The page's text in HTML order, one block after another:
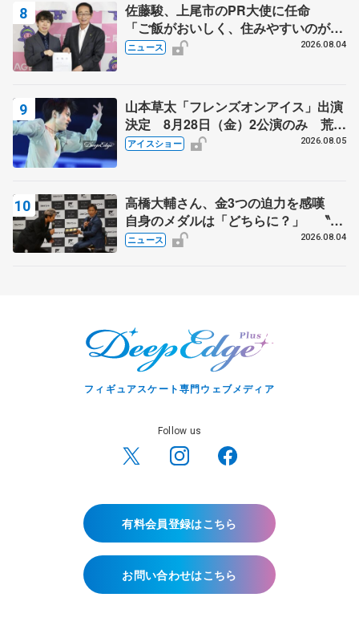
佐藤駿、上尾市のPR大使に任命
「ご飯がおいしく、住みやすいのが魅
力」
ニュース 2026.08.04
山本草太「フレンズオンアイス」出演
決定 8月28日（金）2公演のみ 荒川
静香さんプロデュース、20周年のアイ
アイスショー 2026.08.05
高橋大輔さん、金3つの迫力を感嘆
自身のメダルは「どちらに？」 〝リ
ス兄弟〟オリンピック3連覇の野村忠
ニュース 2026.08.04
フィギュアスケート専門ウェブメディア
Follow us
有料会員登録はこちら
お問い合わせはこちら